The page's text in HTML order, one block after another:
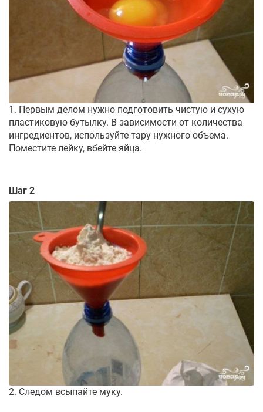
1. Первым делом нужно подготовить чистую и сухую
пластиковую бутылку. В зависимости от количества
ингредиентов, используйте тару нужного объема.
Поместите лейку, вбейте яйца.
Шаг 2
2. Следом всыпайте муку.